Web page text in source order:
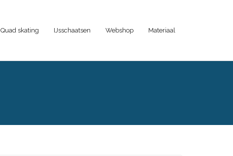
Quad skating IJsschaatsen Webshop Materiaal